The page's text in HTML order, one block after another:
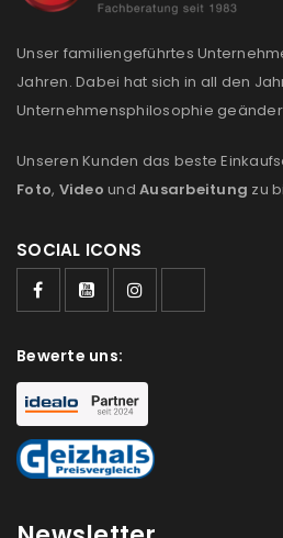
Unser familiengeführtes
Jahren. Dabei hat sich in all den
Unternehmensphilosophie
Unseren Kunden das beste
Foto, Video und Ausarbeitung zu
SOCIAL ICONS
Bewerte uns: